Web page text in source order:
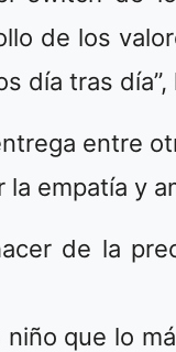
de los
día tras
entre
la empatía y
de la
que lo